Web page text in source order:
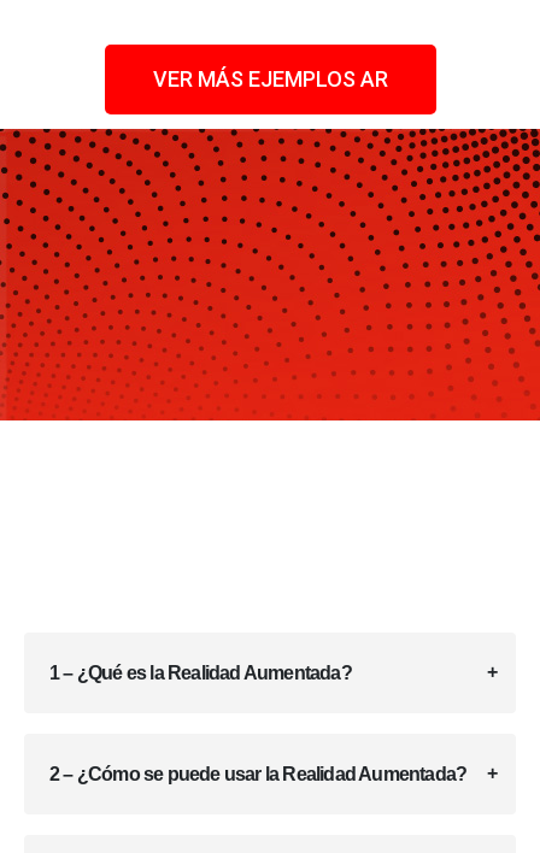
VER MÁS EJEMPLOS AR
1 – ¿Qué es la Realidad Aumentada?
2 – ¿Cómo se puede usar la Realidad Aumentada?